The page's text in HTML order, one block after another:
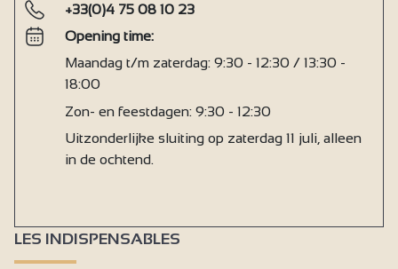
+33(0)4 75 08 10 23
Opening time:
Maandag t/m zaterdag: 9:30 - 12:30 / 13:30 -
18:00
Zon- en feestdagen: 9:30 - 12:30
Uitzonderlijke sluiting op zaterdag 11 juli, alleen
in de ochtend.
LES INDISPENSABLES